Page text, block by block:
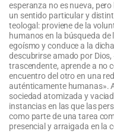
esperanza no es nueva,
un sentido particular y
teologal: proviene de la
humanos en la búsqueda de
egoísmo y conduce a la
descubrirse amado por
trascendente, aprende a no
encuentro del otro en una
auténticamente humanas».
sociedad atomizada y
instancias en las que las
como parte de una tarea
presencial y arraigada en la